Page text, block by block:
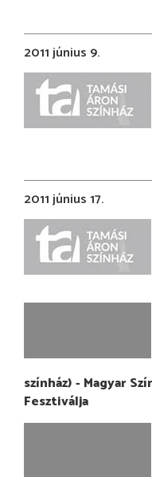
2011 június 9.
2011 június 17.
színház) - Magyar
Fesztiválja